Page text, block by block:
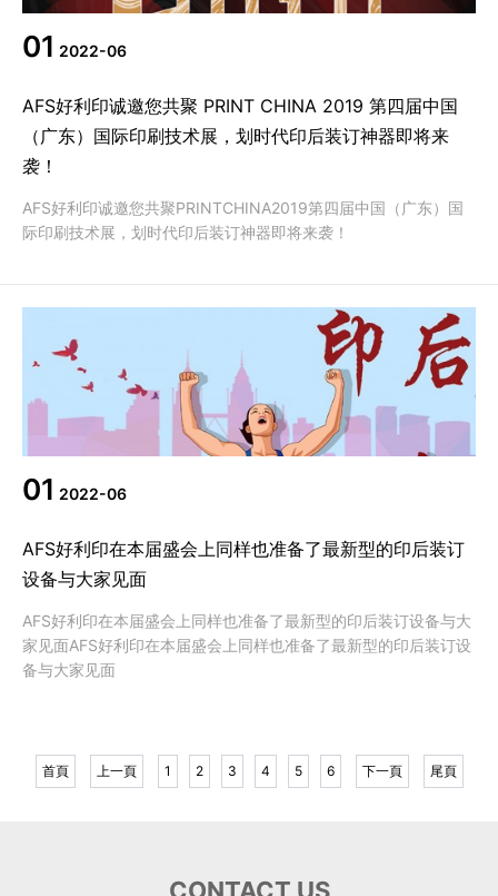
01 2022-06
AFS好利印诚邀您共聚 PRINT CHINA 2019 第四届中国
（广东）国际印刷技术展，划时代印后装订神器即将来
袭！
AFS好利印诚邀您共聚PRINTCHINA2019第四届中国（广东）国
际印刷技术展，划时代印后装订神器即将来袭！
01 2022-06
AFS好利印在本届盛会上同样也准备了最新型的印后装订
设备与大家见面
AFS好利印在本届盛会上同样也准备了最新型的印后装订设备与大
家见面AFS好利印在本届盛会上同样也准备了最新型的印后装订设
备与大家见面
首頁 上一頁 1 2 3 4 5 6 下一頁 尾頁